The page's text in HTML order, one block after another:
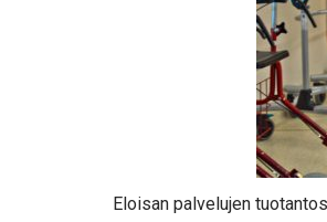
Eloisan palvelujen